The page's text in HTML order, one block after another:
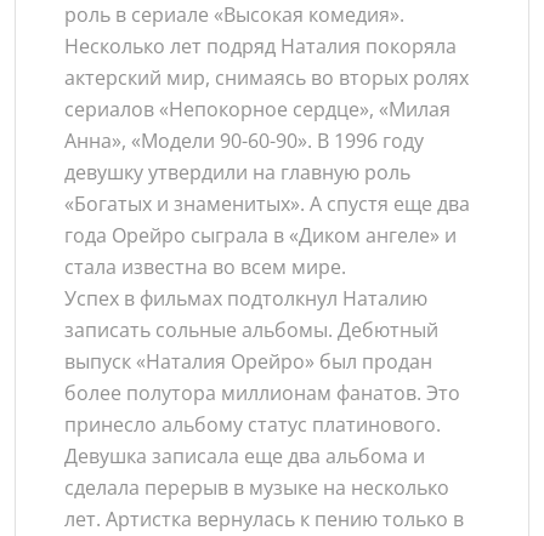
роль в сериале «Высокая комедия».
Несколько лет подряд Наталия покоряла
актерский мир, снимаясь во вторых ролях
сериалов «Непокорное сердце», «Милая
Анна», «Модели 90-60-90». В 1996 году
девушку утвердили на главную роль
«Богатых и знаменитых». А спустя еще два
года Орейро сыграла в «Диком ангеле» и
стала известна во всем мире.
Успех в фильмах подтолкнул Наталию
записать сольные альбомы. Дебютный
выпуск «Наталия Орейро» был продан
более полутора миллионам фанатов. Это
принесло альбому статус платинового.
Девушка записала еще два альбома и
сделала перерыв в музыке на несколько
лет. Артистка вернулась к пению только в